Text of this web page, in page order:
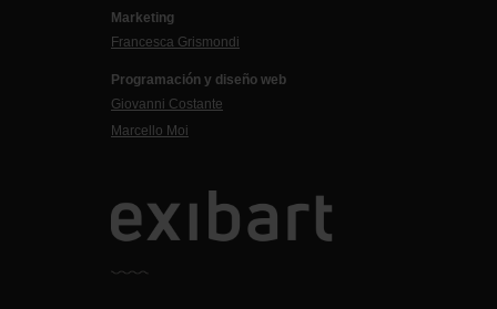
Marketing
Francesca Grismondi
Programación y diseño web
Giovanni Costante
Marcello Moi